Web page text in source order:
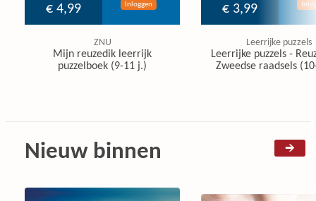
€ 4,99 Inloggen
ZNU
Mijn reuzedik leerrijk
puzzelboek (9-11 j.)
€ 3,99
Leerrijke puzzels
Leerrijke puzzels -
Zweedse raadsels
Nieuw binnen